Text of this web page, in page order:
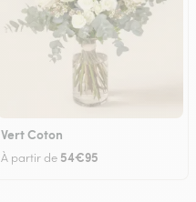
Vert Coton
À partir de 54€95